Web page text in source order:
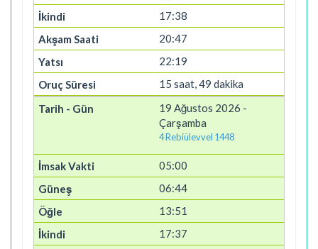
17:38
20:47
22:19
15 saat, 49 dakika
19 Ağustos 2026 -
Çarşamba
4 Rebiülevvel 1448
05:00
06:44
13:51
17:37